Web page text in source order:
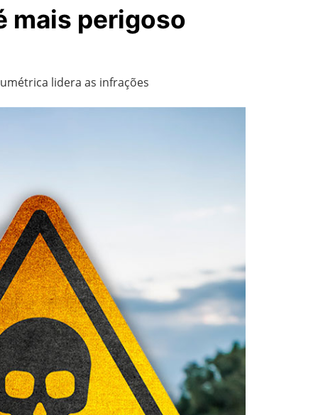
mais perigoso
lidera as infrações